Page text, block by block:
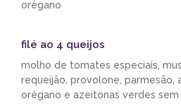
orégano
filé ao 4 queijos
molho de tomates especiais,
requeijão, provolone, parmesão,
orégano e azeitonas verdes